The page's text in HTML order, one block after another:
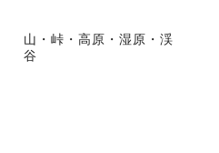
山・峠・高原・湿原・渓
谷